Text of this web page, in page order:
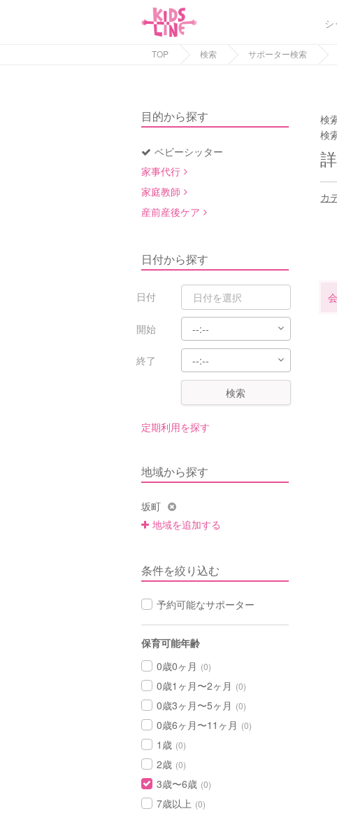
TOP 検索 サポーター検索
目的から探す
ベビーシッター
家事代行
家庭教師
産前産後ケア
日付から探す
日付
開始
終了
検索
定期利用を探す
地域から探す
坂町
地域を追加する
条件を絞り込む
予約可能なサポーター
保育可能年齢
0歳0ヶ月 (0)
0歳1ヶ月〜2ヶ月 (0)
0歳3ヶ月〜5ヶ月 (0)
0歳6ヶ月〜11ヶ月 (0)
1歳 (0)
2歳 (0)
3歳〜6歳 (0)
7歳以上 (0)
検
検
カ